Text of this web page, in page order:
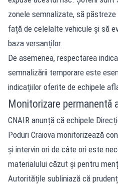
zonele semnalizate, să
față de celelalte vehicule și să
baza versanților.
De asemenea, respectarea
semnalizării temporare este
indicațiilor oferite de echipele
Monitorizare permanentă
CNAIR anunță că echipele
Poduri Craiova monitorizează
și intervin ori de câte ori este
materialului căzut și pentru
Autoritățile subliniază că